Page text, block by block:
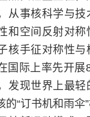
从事核科学与
和空间反射对称
核手征对称性与
国际上率先开展
发现世界上最轻
的“订书机和雨伞